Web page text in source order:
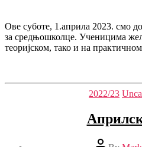
Ове суботе, 1.априла 2023. смо
за средњошколце. Ученицима
теоријском, тако и на
2022/23
Post